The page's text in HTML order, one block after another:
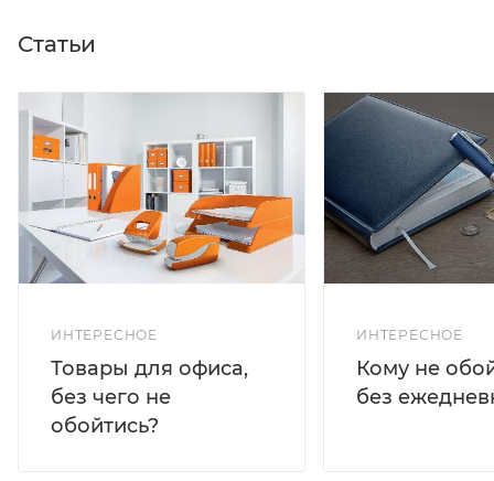
Статьи
ИНТЕРЕСНОЕ
Товары для офиса,
без чего не
обойтись?
ИНТЕРЕСНОЕ
Кому не
без